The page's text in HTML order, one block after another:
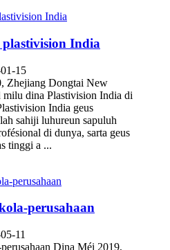
India
15
Zhejiang Dongtai New
dina Plastivision India di
India geus
sahiji luhureun sapuluh
di dunya, sarta geus
tinggi a ...
perusahaan
11
Dina Méi 2019,